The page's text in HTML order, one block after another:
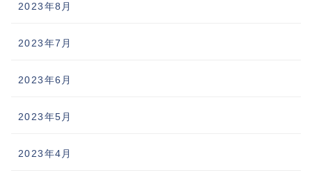
2023年8月
2023年7月
2023年6月
2023年5月
2023年4月